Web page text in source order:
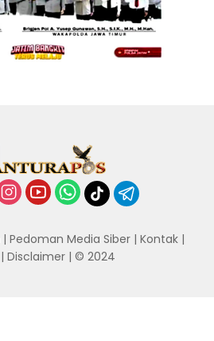
| Pedoman Media Siber | Kontak |
| Disclaimer | © 2024